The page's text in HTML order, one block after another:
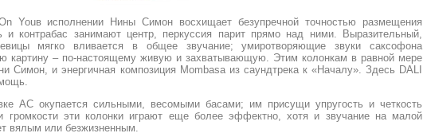
Youв исполнении Нины Симон восхищает безупречной точностью размещения
и контрабас занимают центр, перкуссия парит прямо над ними. Выразительный,
мягко вливается в общее звучание; умиротворяющие звуки саксофона
картину – по-настоящему живую и захватывающую. Этим колонкам в равной мере
Симон, и энергичная композиция Mombasa из саундтрека к «Началу». Здесь DALI
АС окупается сильными, весомыми басами; им присущи упругость и четкость
громкости эти колонки играют еще более эффектно, хотя и звучание на малой
вялым или безжизненным.